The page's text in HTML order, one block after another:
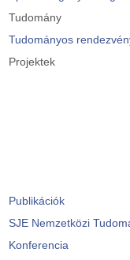
Tudomány
Tudományos
Projektek
Publikációk
SJE Nemzetközi
Konferencia